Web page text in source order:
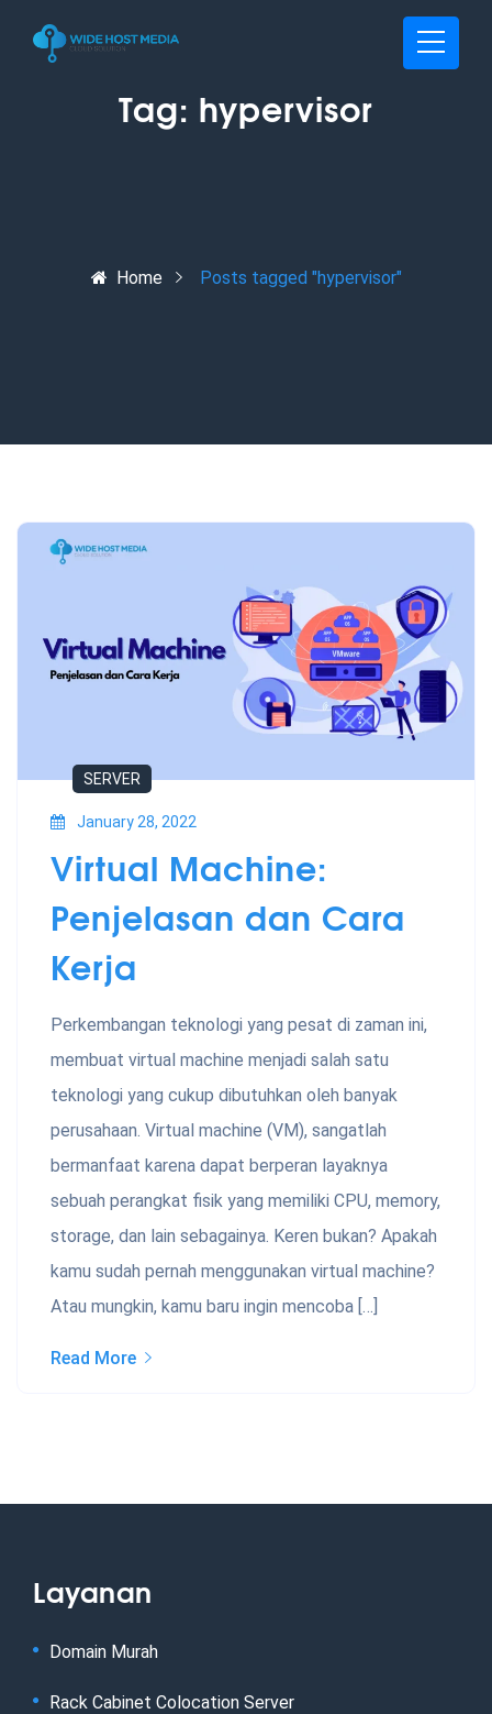
Tag: hypervisor
Home Posts tagged "hypervisor"
SERVER
January 28, 2022
Virtual Machine:
Penjelasan dan Cara
Kerja
Perkembangan teknologi yang pesat di zaman ini,
membuat virtual machine menjadi salah satu
teknologi yang cukup dibutuhkan oleh banyak
perusahaan. Virtual machine (VM), sangatlah
bermanfaat karena dapat berperan layaknya
sebuah perangkat fisik yang memiliki CPU, memory,
storage, dan lain sebagainya. Keren bukan? Apakah
kamu sudah pernah menggunakan virtual machine?
Atau mungkin, kamu baru ingin mencoba […]
Read More
Layanan
Domain Murah
Rack Cabinet Colocation Server